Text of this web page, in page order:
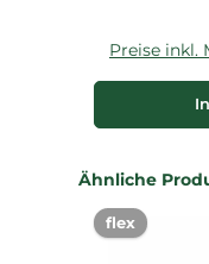
Preise inkl.
Produktgalerie
Ähnliche
flex